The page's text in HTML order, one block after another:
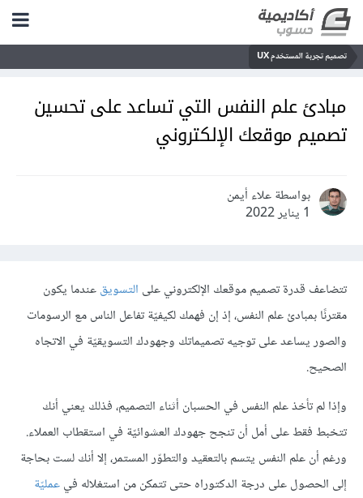
تصميم تجربة المستخدم UX
مبادئ علم النفس التي تساعد على تحسين
تصميم موقعك الإلكتروني
بواسطة علاء أيمن
1 يناير 2022
تتضاعف قدرة تصميم موقعك الإلكتروني على التسويقعندما يكون
مقترنًا بمبادئ علم النفس، إذ إن فهمك لكيفيّة تفاعل الناس مع الرسومات
والصور يساعد على توجيه تصميماتك وجهودك التسويقيّة في الاتجاه
الصحيح.
وإذا لم تأخذ علم النفس في الحسبان أثناء التصميم، فذلك يعني أنك
تتخبط فقط على أمل أن تنجح جهودك العشوائيّة في استقطاب العملاء.
ورغم أن علم النفس يتسم بالتعقيد والتطوّر المستمر، إلا أنك لست بحاجة
إلى الحصول على درجة الدكتوراه حتى تتمكن من استغلاله فيعمليّة